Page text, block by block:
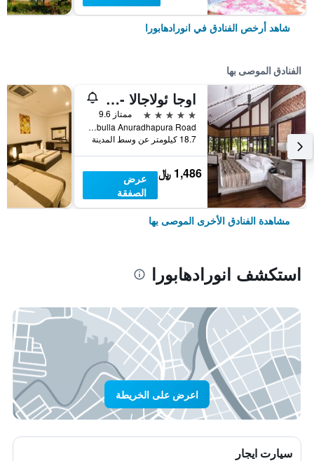
شاهد أرخص الفنادق في انورادهابورا
الفنادق الموصى بها
اوجا ئولاجالا - أنورادهابورا
5 نجوم
ممتاز 9.6
Dambulla Anuradhapura Road, انورادهابورا, سريلانكا
18.7 كيلومتر عن وسط المدينة
1,486 ﷼
عرض
الصفقة
مشاهدة الفنادق الأخرى الموصى بها
استكشف انورادهابورا
اعرض على الخريطة
سيارت ايجار